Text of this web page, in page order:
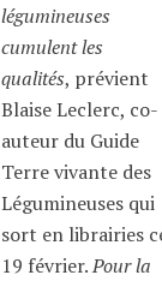
légumineuses
cumulent les
qualités, prévient
Blaise Leclerc, co-
auteur du Guide
Terre vivante des
Légumineuses qui
sort en librairies
19 février.Pour la